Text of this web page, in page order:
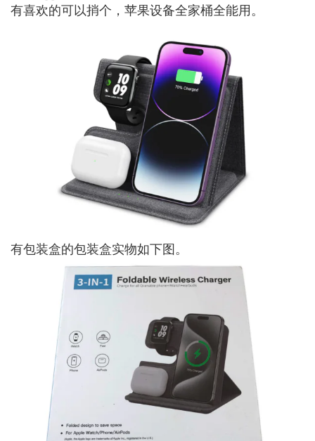
有喜欢的可以捎个，苹果设备全家桶全能用。
有包装盒的包装盒实物如下图。